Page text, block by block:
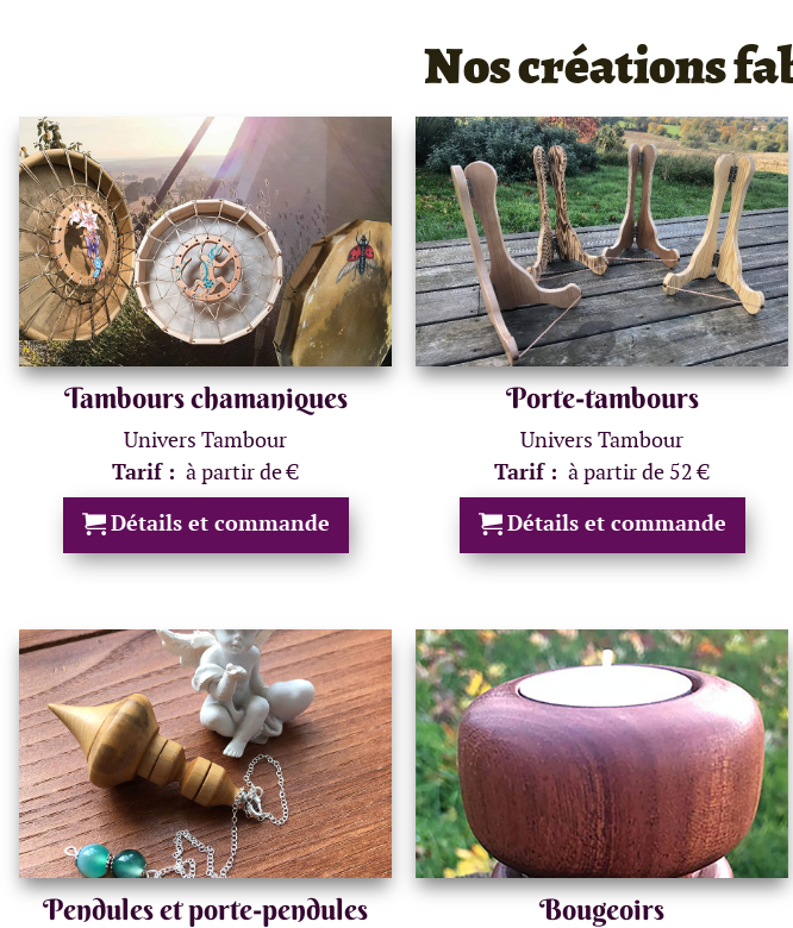
Nos créations
Tambours chamaniques
Univers Tambour
Tarif : à partir de €
Détails et commande
Porte-tambours
Univers Tambour
Tarif : à partir de 52 €
Détails et commande
Pendules et porte-pendules Bougeoirs